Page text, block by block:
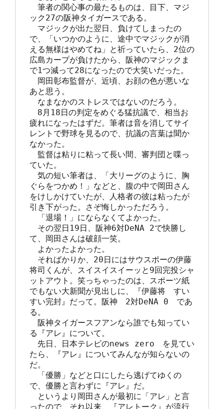
筆者の関心事の最たるものは、目下、マジ
ック27の阪神タイガースである。
マジックが出た翌日、負けてしまったの
で、「いつかのように、途中でマジックが消
える無様はやめてね」と祈っていたら、2位の
広島カープが負けたから、阪神のマジックま
で1つ減って28になったので大笑いだった。
岡田彰布監督が、近頃、お顔の色が悪いな
あと思う。
なまなかのストレスではないのだろう。
8月18日の判定をめぐる猛抗議で、相当お
疲れになったはずだ。筆者は音を消してサイ
レントで野球を見るので、抗議の言葉は聞か
なかった。
監督は粘りに粘って長い間、審判団と喋っ
ていた。
気の短い筆者は、「大リーグのように、胸
ぐらをつかめ！」などと、腹の中で岡田さん
をけしかけていたが、人格者の彼は粘ったが
引き下がった。さぞ悔しかっただろう。
「退場！」にならなくてよかった。
その翌日19日、阪神6対DeNA 2で快勝し
て、岡田さんは破顔一笑。
よかったよかった。
そればかりか、20日にはサウスポーの伊藤
将司くんが、スイスイスイーッと9回完投シャ
ットアウト。笑っちゃったのは、スポーツ紙
でもない大新聞が見出しに、『伊藤将　すい
すい完封』だって。阪神　2対DeNA 0　であ
る。
阪神タイガースフアンなら誰でも知ってい
る『アレ』について。
先日、日本テレビのnews zero　を見てい
たら、『アレ』についてみんなが知らないの
だ。
「優勝」などと口にしたら逃げてゆくの
で、優勝と言わずに『アレ』だ。
というより岡田さんが最初に「アレ」と言
ったので、それ以来、『アレトーク』が流行